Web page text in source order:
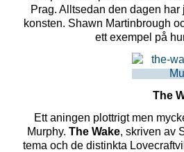
Prag. Alltsedan den dagen
konsten. Shawn Martinbrough
ett exempel på
The
Ett aningen plottrigt men
Murphy. The Wake, skriven av
tema och de distinkta